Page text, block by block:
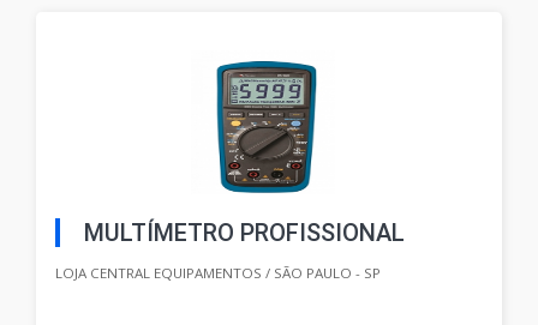
MULTÍMETRO PROFISSIONAL
LOJA CENTRAL EQUIPAMENTOS / SÃO PAULO - SP